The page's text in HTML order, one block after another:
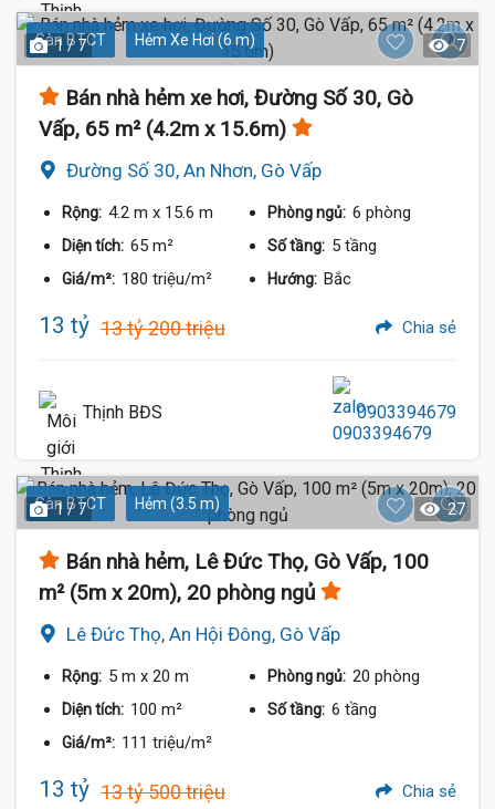
Sàn BTCT Hẻm Xe Hơi (6 m)
1 / 7 7
Bán nhà hẻm xe hơi, Đường Số 30, Gò
Vấp, 65 m² (4.2m x 15.6m)
Đường Số 30, An Nhơn, Gò Vấp
Rộng: 4.2 m x 15.6 m Phòng ngủ: 6 phòng
Diện tích: 65 m² Số tầng: 5 tầng
Giá/m²: 180 triệu/m² Hướng: Bắc
13 tỷ 13 tỷ 200 triệu Chia sẻ
Thịnh BĐS 0903394679
Sàn BTCT Hẻm (3.5 m)
1 / 7 27
Bán nhà hẻm, Lê Đức Thọ, Gò Vấp, 100
m² (5m x 20m), 20 phòng ngủ
Lê Đức Thọ, An Hội Đông, Gò Vấp
Rộng: 5 m x 20 m Phòng ngủ: 20 phòng
Diện tích: 100 m² Số tầng: 6 tầng
Giá/m²: 111 triệu/m²
13 tỷ 13 tỷ 500 triệu Chia sẻ